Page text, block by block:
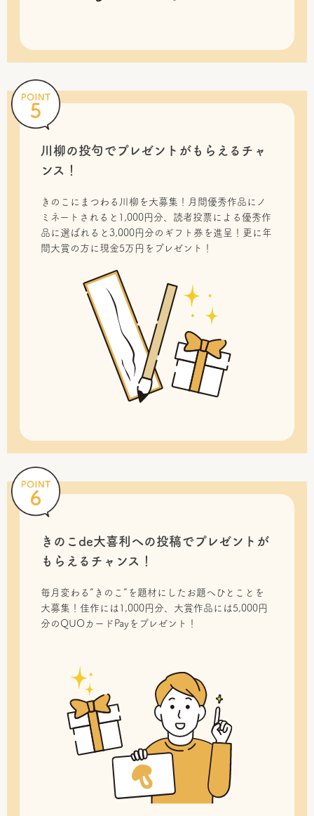
川柳の投句でプレゼントがもらえるチャ
ンス！
きのこにまつわる川柳を大募集！月間優秀作品にノ
ミネートされると1,000円分、読者投票による優秀作
品に選ばれると3,000円分のギフト券を進呈！更に年
間大賞の方に現金5万円をプレゼント！
きのこde大喜利への投稿でプレゼントが
もらえるチャンス！
毎月変わる“きのこ”を題材にしたお題へひとことを
大募集！佳作には1,000円分、大賞作品には5,000円
分のQUOカードPayをプレゼント！